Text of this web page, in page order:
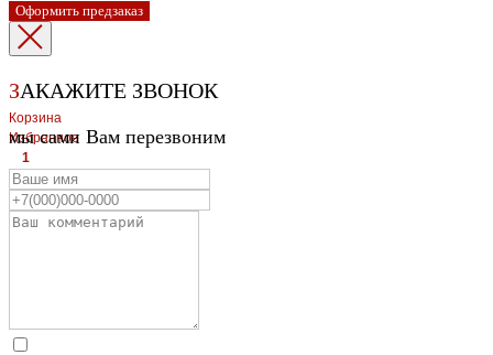
Корзина
Избранное
1
1
ЛЕВЫЙ БЕРЕГ
Оформить предзаказ
ЗАКАЖИТЕ ЗВОНОК
мы сами Вам перезвоним